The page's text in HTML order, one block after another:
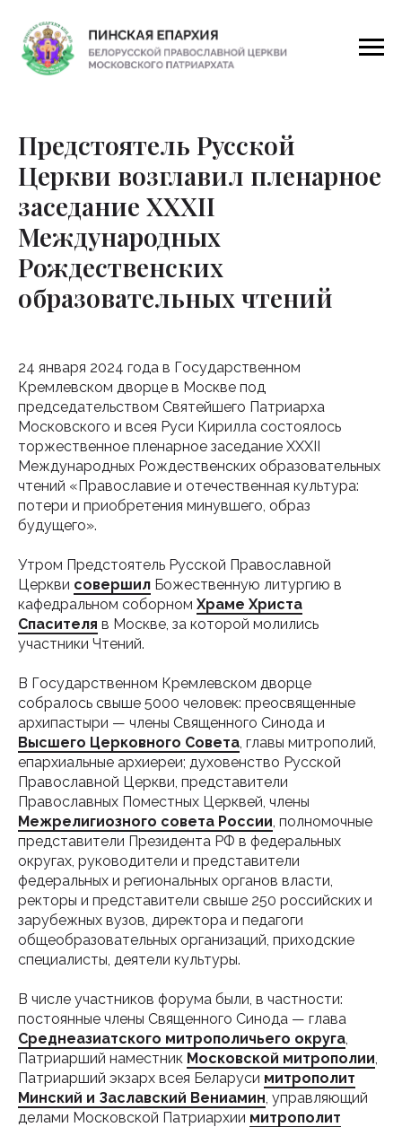
Предстоятель Русской
Церкви возглавил пленарное
заседание XXXII
Международных
Рождественских
образовательных чтений
24 января 2024 года в Государственном
Кремлевском дворце в Москве под
председательством Святейшего Патриарха
Московского и всея Руси Кирилла состоялось
торжественное пленарное заседание XXXII
Международных Рождественских образовательных
чтений «Православие и отечественная культура:
потери и приобретения минувшего, образ
будущего».
Утром Предстоятель Русской Православной
Церкви совершил Божественную литургию в
кафедральном соборном Храме Христа
Спасителя в Москве, за которой молились
участники Чтений.
В Государственном Кремлевском дворце
собралось свыше 5000 человек: преосвященные
архипастыри — члены Священного Синода и
Высшего Церковного Совета, главы митрополий,
епархиальные архиереи; духовенство Русской
Православной Церкви, представители
Православных Поместных Церквей, члены
Межрелигиозного совета России, полномочные
представители Президента РФ в федеральных
округах, руководители и представители
федеральных и региональных органов власти,
ректоры и представители свыше 250 российских и
зарубежных вузов, директора и педагоги
общеобразовательных организаций, приходские
специалисты, деятели культуры.
В числе участников форума были, в частности:
постоянные члены Священного Синода — глава
Среднеазиатского митрополичьего округа,
Патриарший наместник Московской митрополии,
Патриарший экзарх всея Беларуси митрополит
Минский и Заславский Вениамин, управляющий
делами Московской Патриархии митрополит